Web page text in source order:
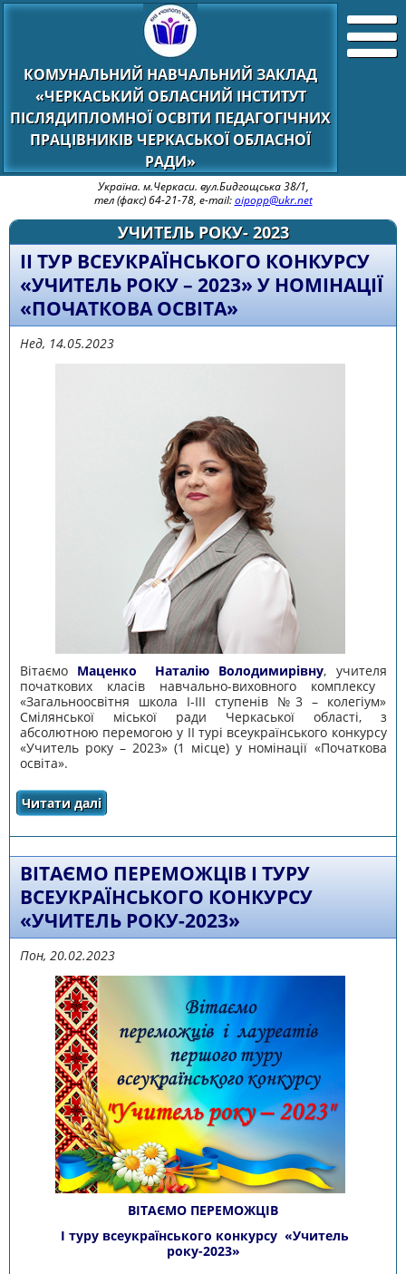
КОМУНАЛЬНИЙ НАВЧАЛЬНИЙ ЗАКЛАД
«ЧЕРКАСЬКИЙ ОБЛАСНИЙ ІНСТИТУТ
ПІСЛЯДИПЛОМНОЇ ОСВІТИ ПЕДАГОГІЧНИХ
ПРАЦІВНИКІВ ЧЕРКАСЬКОЇ ОБЛАСНОЇ
РАДИ»
Україна. м.Черкаси. вул.Бидгощська 38/1,
тел (факс) 64-21-78, e-mail:oipopp@ukr.net
УЧИТЕЛЬ РОКУ- 2023
ІІ ТУР ВСЕУКРАЇНСЬКОГО КОНКУРСУ
«УЧИТЕЛЬ РОКУ – 2023» У НОМІНАЦІЇ
«ПОЧАТКОВА ОСВІТА»
Нед, 14.05.2023
ВітаємоМаценко Наталію Володимирівну, учителя
початкових класів навчально-виховного комплексу
«Загальноосвітня школа І-III ступенів №3 – колегіум»
Смілянської міської ради Черкаської області, з
абсолютною перемогоюу ІІ турі всеукраїнського конкурсу
«Учитель року – 2023» (1 місце) у номінації «Початкова
освіта».
Читати далі
«Початкова освіта»
ВІТАЄМО ПЕРЕМОЖЦІВ І ТУРУ
ВСЕУКРАЇНСЬКОГО КОНКУРСУ
«УЧИТЕЛЬ РОКУ-2023»
Пон, 20.02.2023
ВІТАЄМО ПЕРЕМОЖЦІВ
І туру всеукраїнського конкурсу «Учитель
року-2023»